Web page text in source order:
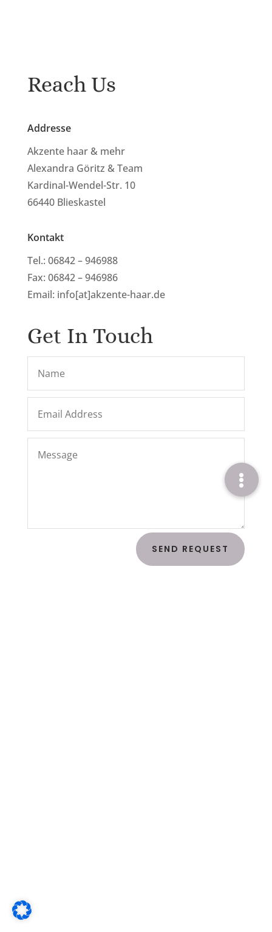
Reach Us
Addresse
Akzente haar & mehr
Alexandra Göritz & Team
Kardinal-Wendel-Str. 10
66440 Blieskastel
Kontakt
Tel.: 06842 – 946988
Fax: 06842 – 946986
Email: info[at]akzente-haar.de
Get In Touch
SEND REQUEST